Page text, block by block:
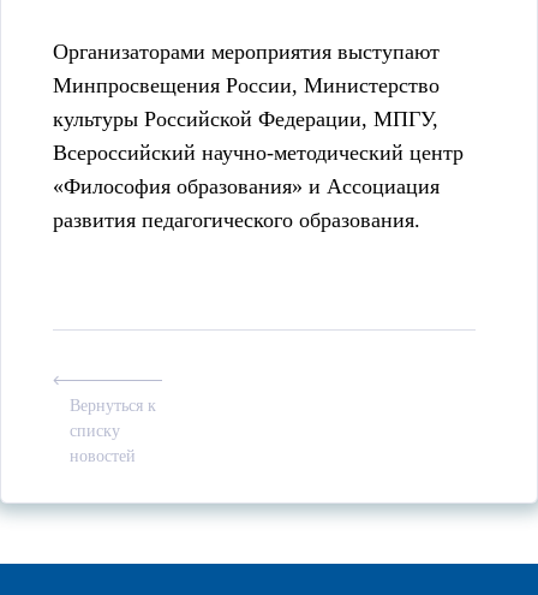
Организаторами мероприятия выступают
Минпросвещения России, Министерство
культуры Российской Федерации, МПГУ,
Всероссийский научно-методический центр
«Философия образования» и Ассоциация
развития педагогического образования.
Вернуться к
списку
новостей